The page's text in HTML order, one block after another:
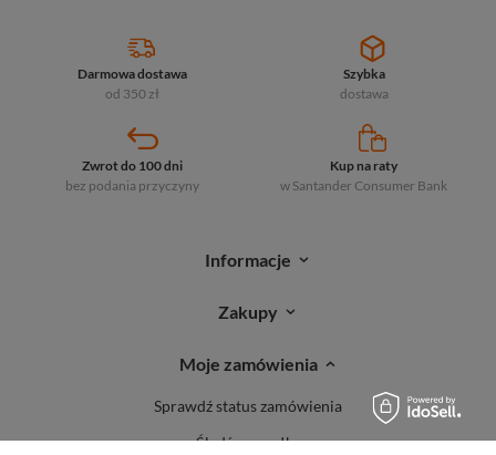
Darmowa dostawa
od 350 zł
Szybka
dostawa
Zwrot do 100 dni
bez podania przyczyny
Kup na raty
w Santander Consumer Bank
Informacje
Zakupy
Moje zamówienia
Sprawdź status zamówienia
Śledź przesyłkę